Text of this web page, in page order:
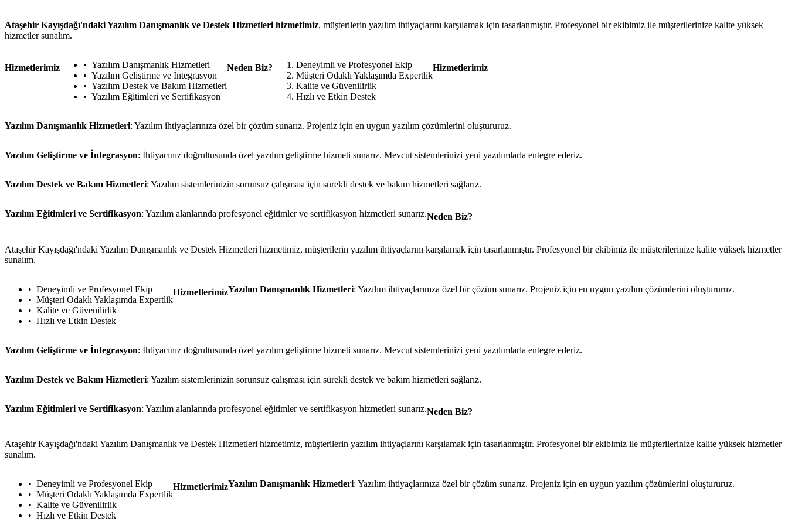
Ataşehir Kayışdağı'ndaki Yazılım Danışmanlık ve Destek Hizmetleri hizmetimiz, müşterilerin yazılım ihtiyaçlarını karşılamak için tasarlanmıştır. Profesyonel bir ekibimiz ile müşterilerinize kalite yüksek
hizmetler sunalım.
Hizmetlerimiz
Yazılım Danışmanlık Hizmetleri
Yazılım Geliştirme ve İntegrasyon
Yazılım Destek ve Bakım Hizmetleri
Yazılım Eğitimleri ve Sertifikasyon
Neden Biz?
Deneyimli ve Profesyonel Ekip
Müşteri Odaklı Yaklaşımda Expertlik
Kalite ve Güvenilirlik
Hızlı ve Etkin Destek
Hizmetlerimiz
Yazılım Danışmanlık Hizmetleri: Yazılım ihtiyaçlarınıza özel bir çözüm sunarız. Projeniz için en uygun yazılım çözümlerini oluştururuz.
Yazılım Geliştirme ve İntegrasyon: İhtiyacınız doğrultusunda özel yazılım geliştirme hizmeti sunarız. Mevcut sistemlerinizi yeni yazılımlarla entegre ederiz.
Yazılım Destek ve Bakım Hizmetleri: Yazılım sistemlerinizin sorunsuz çalışması için sürekli destek ve bakım hizmetleri sağlarız.
Yazılım Eğitimleri ve Sertifikasyon: Yazılım alanlarında profesyonel eğitimler ve sertifikasyon hizmetleri sunarız.Neden Biz?
Ataşehir Kayışdağı'ndaki Yazılım Danışmanlık ve Destek Hizmetleri hizmetimiz, müşterilerin yazılım ihtiyaçlarını karşılamak için tasarlanmıştır. Profesyonel bir ekibimiz ile müşterilerinize kalite yüksek hizmetler
sunalım.
Deneyimli ve Profesyonel Ekip
Müşteri Odaklı Yaklaşımda Expertlik
Kalite ve Güvenilirlik
Hızlı ve Etkin Destek
HizmetlerimizYazılım Danışmanlık Hizmetleri: Yazılım ihtiyaçlarınıza özel bir çözüm sunarız. Projeniz için en uygun yazılım çözümlerini oluştururuz.
Yazılım Geliştirme ve İntegrasyon: İhtiyacınız doğrultusunda özel yazılım geliştirme hizmeti sunarız. Mevcut sistemlerinizi yeni yazılımlarla entegre ederiz.
Yazılım Destek ve Bakım Hizmetleri: Yazılım sistemlerinizin sorunsuz çalışması için sürekli destek ve bakım hizmetleri sağlarız.
Yazılım Eğitimleri ve Sertifikasyon: Yazılım alanlarında profesyonel eğitimler ve sertifikasyon hizmetleri sunarız.Neden Biz?
Ataşehir Kayışdağı'ndaki Yazılım Danışmanlık ve Destek Hizmetleri hizmetimiz, müşterilerin yazılım ihtiyaçlarını karşılamak için tasarlanmıştır. Profesyonel bir ekibimiz ile müşterilerinize kalite yüksek hizmetler
sunalım.
Deneyimli ve Profesyonel Ekip
Müşteri Odaklı Yaklaşımda Expertlik
Kalite ve Güvenilirlik
Hızlı ve Etkin Destek
HizmetlerimizYazılım Danışmanlık Hizmetleri: Yazılım ihtiyaçlarınıza özel bir çözüm sunarız. Projeniz için en uygun yazılım çözümlerini oluştururuz.